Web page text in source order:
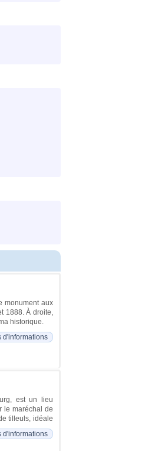
monument aux
1888. À droite,
historique.
d'informations
est un lieu
le maréchal de
tilleuls, idéale
d'informations